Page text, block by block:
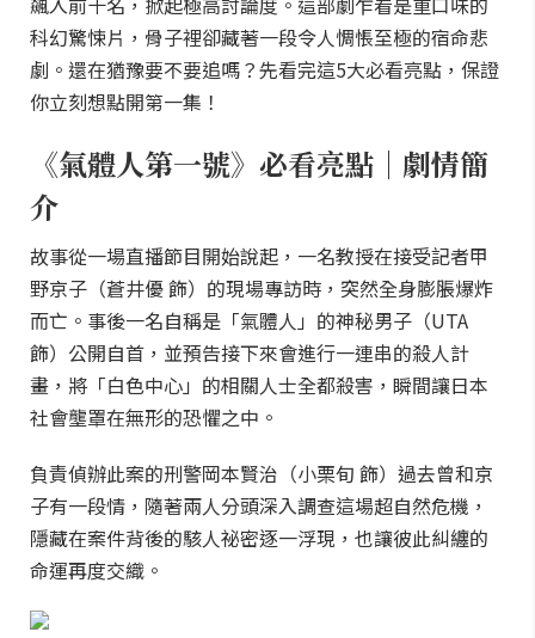
科幻驚悚片，骨子裡卻藏著一段令人惆悵至極的宿命悲
劇。還在猶豫要不要追嗎？先看完這5大必看亮點，保證
你立刻想點開第一集！
《氣體人第一號》必看亮點｜劇情簡
介
故事從一場直播節目開始說起，一名教授在接受記者甲
野京子（蒼井優 飾）的現場專訪時，突然全身膨脹爆炸
而亡。事後一名自稱是「氣體人」的神秘男子（UTA
飾）公開自首，並預告接下來會進行一連串的殺人計
畫，將「白色中心」的相關人士全都殺害，瞬間讓日本
社會壟罩在無形的恐懼之中。
負責偵辦此案的刑警岡本賢治（小栗旬 飾）過去曾和京
子有一段情，隨著兩人分頭深入調查這場超自然危機，
隱藏在案件背後的駭人祕密逐一浮現，也讓彼此糾纏的
命運再度交織。